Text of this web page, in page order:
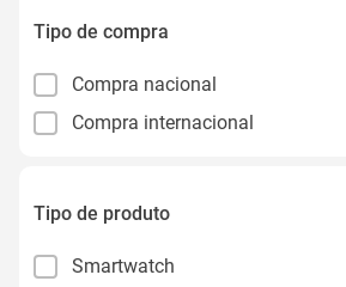
Tipo de compra
Compra nacional
Compra internacional
Tipo de produto
Smartwatch